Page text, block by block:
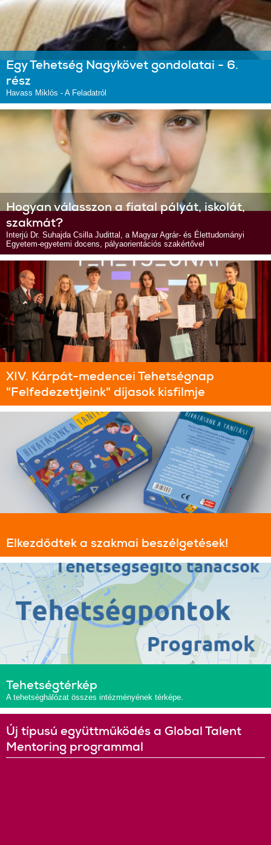
Egy Tehetség Nagykövet gondolatai - 6.
rész
Havass Miklós - A Feladatról
Hogyan válasszon a fiatal pályát, iskolát,
szakmát?
Interjú Dr. Suhajda Csilla Judittal, a Magyar Agrár- és Élettudományi
Egyetem-egyetemi docens, pályaorientációs szakértővel
XIV. Kárpát-medencei Tehetségnap
"Felfedezettjeink" díjasok kisfilmje
Elkezdődtek a szakmai beszélgetések!
Tehetségtérkép
A tehetséghálózat összes intézményének térképe.
Új típusú együttműködés a Global Talent
Mentoring programmal